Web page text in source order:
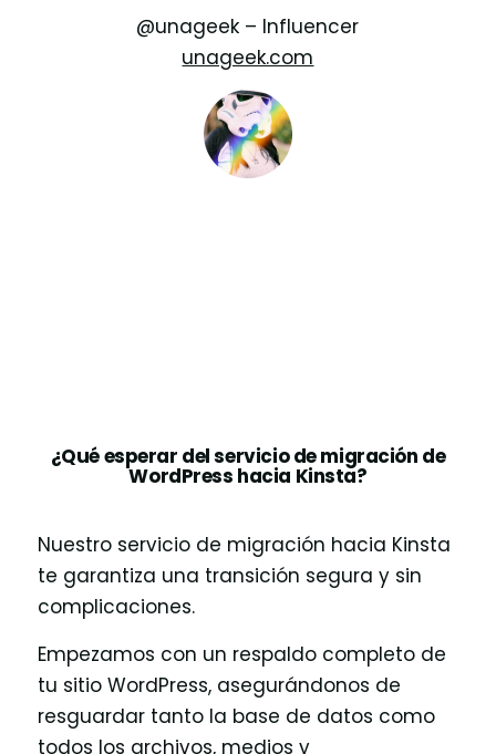
@unageek – Influencer
unageek.com
¿Qué esperar del servicio de migración de
WordPress hacia Kinsta?
Nuestro servicio de migración hacia Kinsta
te garantiza una transición segura y sin
complicaciones.
Empezamos con un respaldo completo de
tu sitio WordPress, asegurándonos de
resguardar tanto la base de datos como
todos los archivos, medios y